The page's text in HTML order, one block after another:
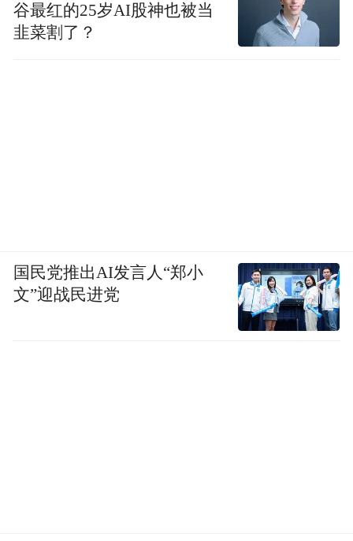
谷最红的25岁AI股神也被当
韭菜割了？
国民党推出AI发言人“郑小
文”迎战民进党